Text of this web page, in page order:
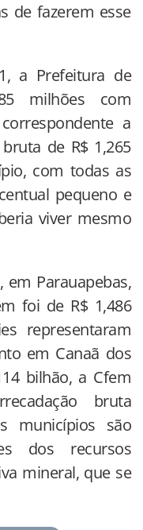
de fazerem esse
a Prefeitura de
milhões com
a
de R$ 1,265
com todas as
pequeno e
viver mesmo
em Parauapebas,
foi de R$ 1,486
representaram
em Canaã dos
bilhão, a Cfem
bruta
municípios são
dos recursos
mineral, que se